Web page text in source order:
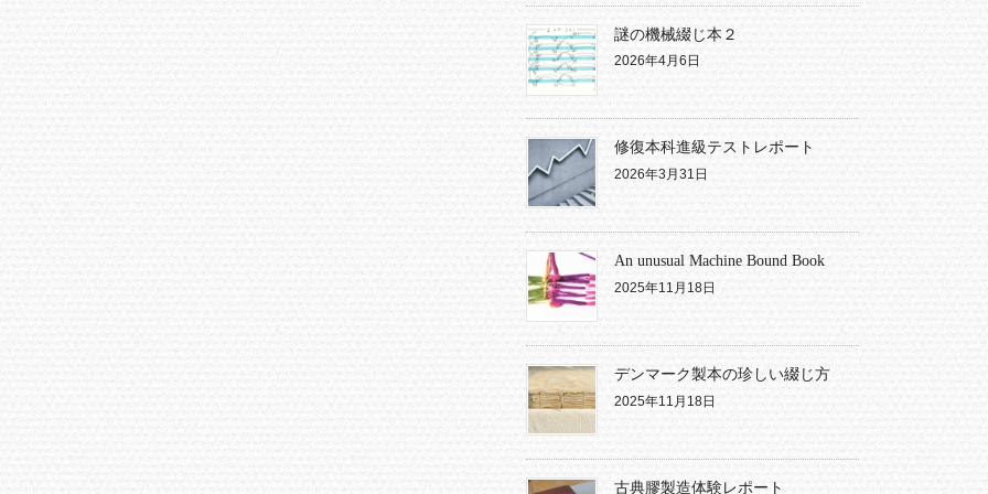
謎の機械綴じ本２
2026年4月6日
修復本科進級テストレポート
2026年3月31日
An unusual Machine Bound Book
2025年11月18日
デンマーク製本の珍しい綴じ方
2025年11月18日
古典膠製造体験レポート